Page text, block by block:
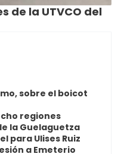
de la UTVCO del
sobre el boicot
regiones
la Guelaguetza
para Ulises Ruiz
a Emeterio